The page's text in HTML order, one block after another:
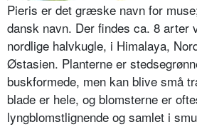
Pieris er det græske navn for
dansk navn. Der findes ca. 8 arter
nordlige halvkugle, i Himalaya,
Østasien. Planterne er
buskformede, men kan blive små
blade er hele, og blomsterne er
lyngblomstlignende og samlet i